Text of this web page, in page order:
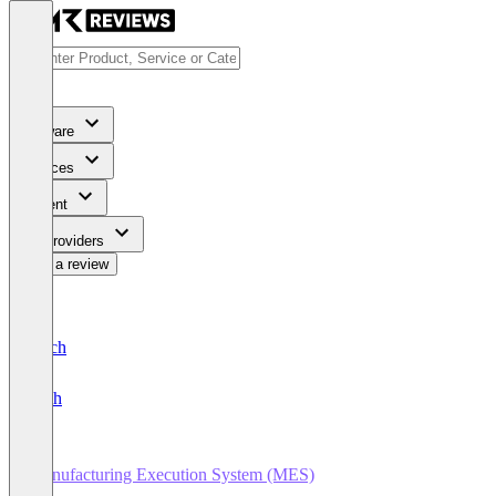
Software
Services
Content
For Providers
Write a review
Deutsch
English
Manufacturing Execution System (MES)